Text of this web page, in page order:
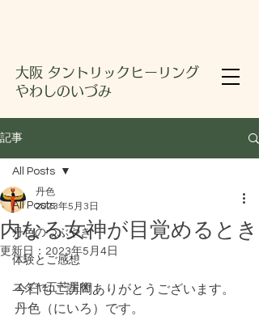
大阪 タントリックヒーリング
やわしのいづみ
記事
All Posts
丹色のつぶやき
体験とご感想
ユダヤ五芒星術
All Posts
内なる女神が目覚めるとき
丹色
2023年5月3日
更新日： 2023年5月4日
今日もご訪問ありがとうございます。
丹色（にいろ）です。